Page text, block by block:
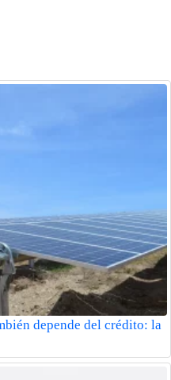
depende del crédito: la